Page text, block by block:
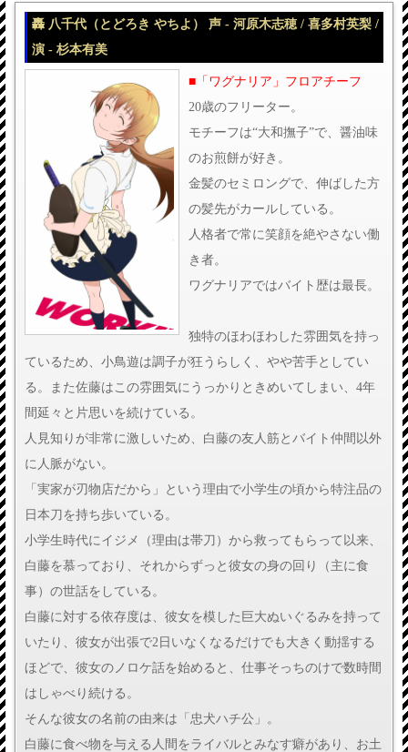
轟 八千代（とどろき やちよ） 声 - 河原木志穂 / 喜多村英梨 /
演 - 杉本有美
■「ワグナリア」フロアチーフ
20歳のフリーター。
モチーフは“大和撫子”で、醤油味
のお煎餅が好き。
金髪のセミロングで、伸ばした方
の髪先がカールしている。
人格者で常に笑顔を絶やさない働
き者。
ワグナリアではバイト歴は最長。
独特のほわほわした雰囲気を持っ
ているため、小鳥遊は調子が狂うらしく、やや苦手としてい
る。また佐藤はこの雰囲気にうっかりときめいてしまい、4年
間延々と片思いを続けている。
人見知りが非常に激しいため、白藤の友人筋とバイト仲間以外
に人脈がない。
「実家が刃物店だから」という理由で小学生の頃から特注品の
日本刀を持ち歩いている。
小学生時代にイジメ（理由は帯刀）から救ってもらって以来、
白藤を慕っており、それからずっと彼女の身の回り（主に食
事）の世話をしている。
白藤に対する依存度は、彼女を模した巨大ぬいぐるみを持って
いたり、彼女が出張で2日いなくなるだけでも大きく動揺する
ほどで、彼女のノロケ話を始めると、仕事そっちのけで数時間
はしゃべり続ける。
そんな彼女の名前の由来は「忠犬ハチ公」。
白藤に食べ物を与える人間をライバルとみなす癖があり、お土